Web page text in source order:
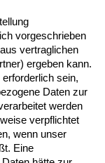
vorgeschrieben
vertraglichen
ergeben kann.
sein,
Daten zur
werden
verpflichtet
wenn unser
Eine